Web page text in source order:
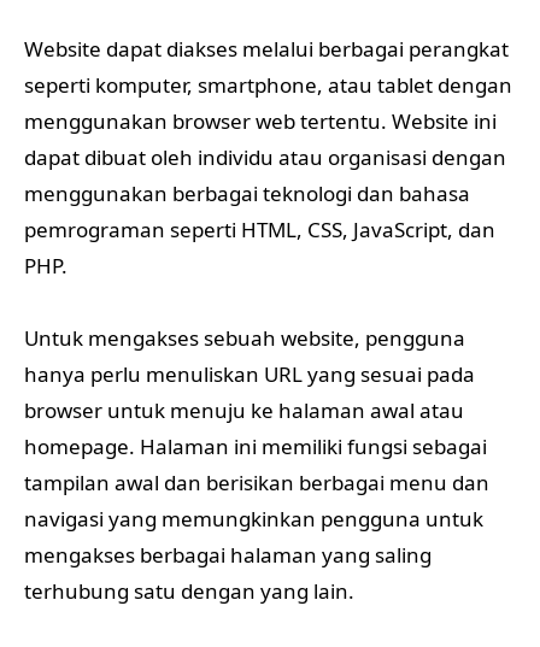
Website dapat diakses melalui berbagai perangkat
seperti komputer, smartphone, atau tablet dengan
menggunakan browser web tertentu. Website ini
dapat dibuat oleh individu atau organisasi dengan
menggunakan berbagai teknologi dan bahasa
pemrograman seperti HTML, CSS, JavaScript, dan
PHP.
Untuk mengakses sebuah website, pengguna
hanya perlu menuliskan URL yang sesuai pada
browser untuk menuju ke halaman awal atau
homepage. Halaman ini memiliki fungsi sebagai
tampilan awal dan berisikan berbagai menu dan
navigasi yang memungkinkan pengguna untuk
mengakses berbagai halaman yang saling
terhubung satu dengan yang lain.